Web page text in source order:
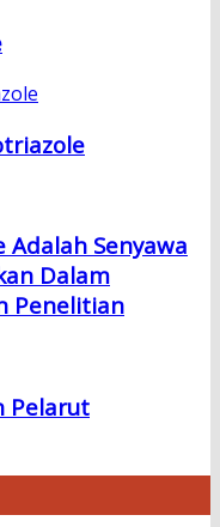
Senyawa
Dalam
Penelitian
Pelarut